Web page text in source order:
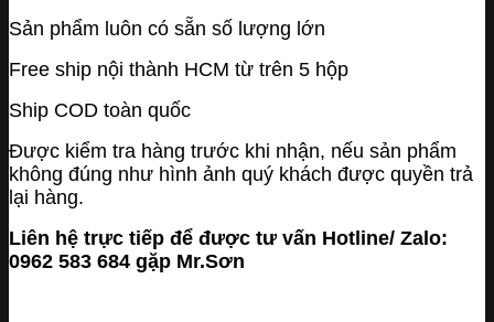
Sản phẩm luôn có sẵn số lượng lớn
Free ship nội thành HCM từ trên 5 hộp
Ship COD toàn quốc
Được kiểm tra hàng trước khi nhận, nếu sản phẩm
không đúng như hình ảnh quý khách được quyền trả
lại hàng.
Liên hệ trực tiếp để được tư vấn Hotline/ Zalo:
0962 583 684 gặp Mr.Sơn